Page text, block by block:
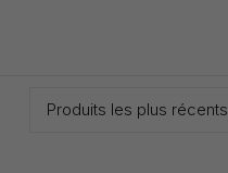
Produits les plus récents